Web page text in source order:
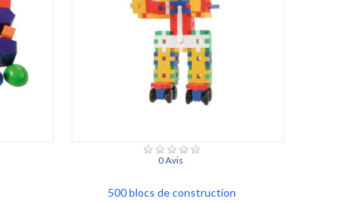
0 Avis
500 blocs de construction